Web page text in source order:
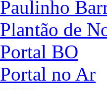
Paulinho
Plantão de
Portal BO
Portal no Ar